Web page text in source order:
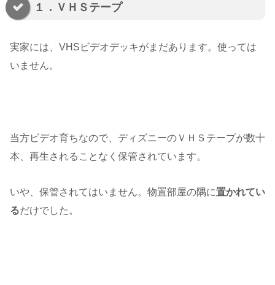
１．ＶＨＳテープ
実家には、VHSビデオデッキがまだあります。使っては
いません。
当方ビデオ育ちなので、ディズニーのＶＨＳテープが数十
本、再生されることなく保管されています。
いや、保管されてはいません。物置部屋の隅に置かれてい
るだけでした。